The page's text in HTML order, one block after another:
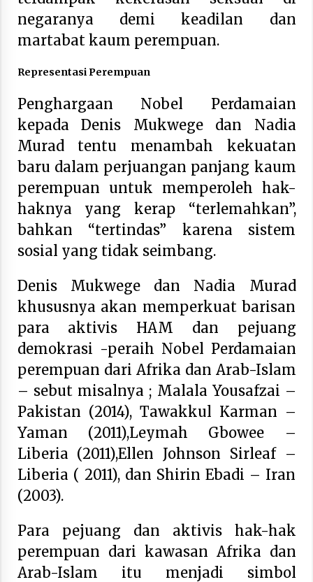
negaranya demi keadilan dan
martabat kaum perempuan.
Representasi Perempuan
Penghargaan Nobel Perdamaian
kepada Denis Mukwege dan Nadia
Murad tentu menambah kekuatan
baru dalam perjuangan panjang kaum
perempuan untuk memperoleh hak-
haknya yang kerap “terlemahkan”,
bahkan “tertindas” karena sistem
sosial yang tidak seimbang.
Denis Mukwege dan Nadia Murad
khususnya akan memperkuat barisan
para aktivis HAM dan pejuang
demokrasi -peraih Nobel Perdamaian
perempuan dari Afrika dan Arab-Islam
– sebut misalnya ; Malala Yousafzai –
Pakistan (2014), Tawakkul Karman –
Yaman (2011),Leymah Gbowee –
Liberia (2011),Ellen Johnson Sirleaf –
Liberia ( 2011), dan Shirin Ebadi – Iran
(2003).
Para pejuang dan aktivis hak-hak
perempuan dari kawasan Afrika dan
Arab-Islam itu menjadi simbol